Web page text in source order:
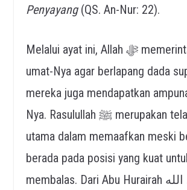
Penyayang(QS. An-Nur: 22).
Melalui ayat ini, Allah ﷻ memerintahkan
umat-Nya agar berlapang dada
mereka juga mendapatkan
Nya. Rasulullah ﷺ merupakan teladan
utama dalam memaafkan meski
berada pada posisi yang kuat
membalas. Dari Abu Hurairah رضي الله